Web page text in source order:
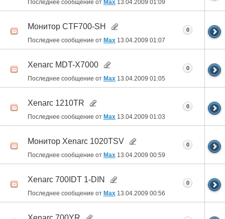
Последнее сообщение от Max 13.04.2009 01:09
Монитор CTF700-SH
Последнее сообщение от Max 13.04.2009 01:07
0
Xenarc MDT-X7000
Последнее сообщение от Max 13.04.2009 01:05
0
Xenarc 1210TR
Последнее сообщение от Max 13.04.2009 01:03
0
Монитор Xenarc 1020TSV
Последнее сообщение от Max 13.04.2009 00:59
0
Xenarc 700IDT 1-DIN
Последнее сообщение от Max 13.04.2009 00:56
0